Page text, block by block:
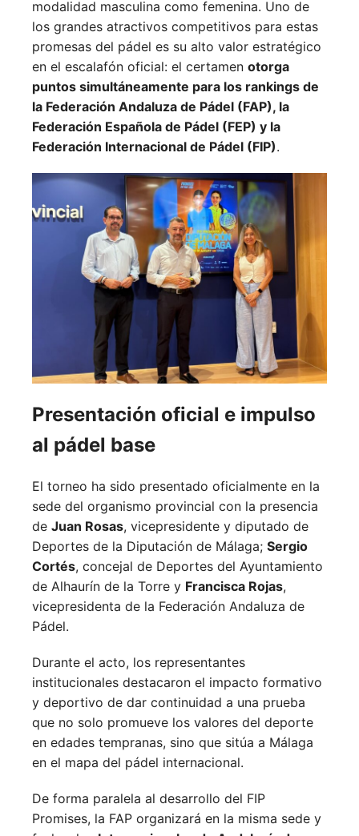
modalidad masculina como femenina. Uno de
los grandes atractivos competitivos para estas
promesas del pádel es su alto valor estratégico
en el escalafón oficial: el certamen otorga
puntos simultáneamente para los rankings de
la Federación Andaluza de Pádel (FAP), la
Federación Española de Pádel (FEP) y la
Federación Internacional de Pádel (FIP).
Presentación oficial e impulso
al pádel base
El torneo ha sido presentado oficialmente en la
sede del organismo provincial con la presencia
de Juan Rosas, vicepresidente y diputado de
Deportes de la Diputación de Málaga; Sergio
Cortés, concejal de Deportes del Ayuntamiento
de Alhaurín de la Torre y Francisca Rojas,
vicepresidenta de la Federación Andaluza de
Pádel.
Durante el acto, los representantes
institucionales destacaron el impacto formativo
y deportivo de dar continuidad a una prueba
que no solo promueve los valores del deporte
en edades tempranas, sino que sitúa a Málaga
en el mapa del pádel internacional.
De forma paralela al desarrollo del FIP
Promises, la FAP organizará en la misma sede y